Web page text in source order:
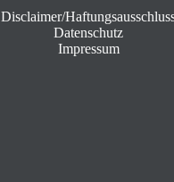
Disclaimer/
Datenschutz
Impressum